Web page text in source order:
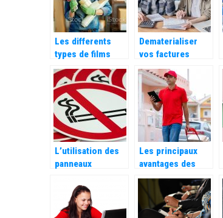
Les differents
types de films
pour proteger
vos colis
Dematerialiser
vos factures
grace au facturier
Excel automatique
L’utilisation des
panneaux
dans les
entreprises
Les principaux
avantages des
chariots de
manutention